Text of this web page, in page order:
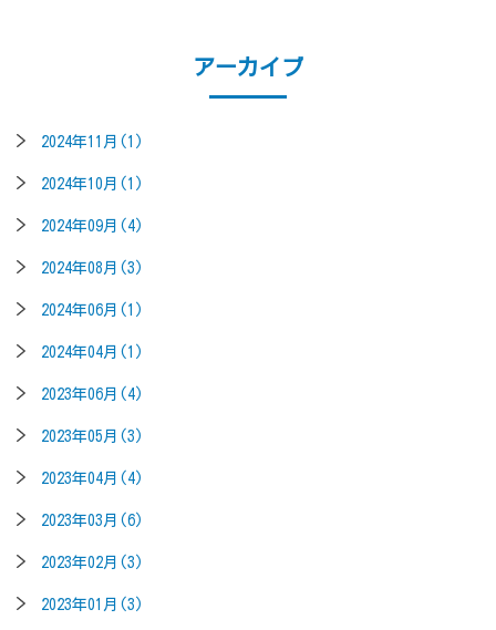
アーカイブ
2024年11月(1)
2024年10月(1)
2024年09月(4)
2024年08月(3)
2024年06月(1)
2024年04月(1)
2023年06月(4)
2023年05月(3)
2023年04月(4)
2023年03月(6)
2023年02月(3)
2023年01月(3)